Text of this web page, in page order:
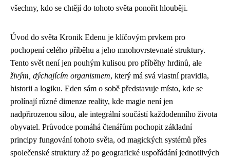
všechny, kdo se chtějí do tohoto světa ponořit hlouběji.
Úvod do světa Kronik Edenu je klíčovým prvkem pro
pochopení celého příběhu a jeho mnohovrstevnaté struktury.
Tento svět není jen pouhým kulisou pro příběhy hrdinů, ale
živým, dýchajícím organismem, který má svá vlastní pravidla,
historii a logiku. Eden sám o sobě představuje místo, kde se
prolínají různé dimenze reality, kde magie není jen
nadpřirozenou silou, ale integrální součástí každodenního života
obyvatel. Průvodce pomáhá čtenářům pochopit základní
principy fungování tohoto světa, od magických systémů přes
společenské struktury až po geografické uspořádání jednotlivých